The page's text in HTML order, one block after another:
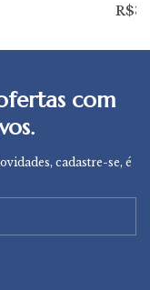
com
cadastre-se, é